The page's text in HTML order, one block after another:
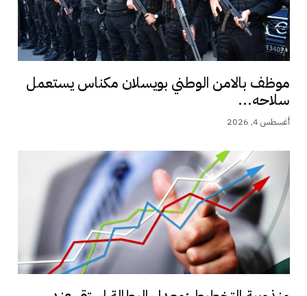
موظف بالامن الوطني بويسلان مكناس يستعمل
سلاحه...
أغسطس 4, 2026